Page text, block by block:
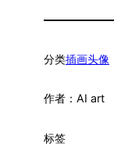
分类插画头像
作者： AI art
标签